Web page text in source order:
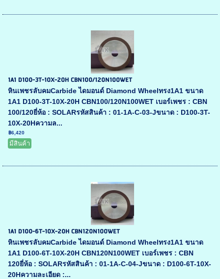
1A1 D100-3T-10X-20H CBN100/120N100WET
หินเพชรลับคมCarbide ไดมอนด์ Diamond Wheelทรง1A1 ขนาด
1A1 D100-3T-10X-20H CBN100/120N100WET เบอร์เพชร : CBN
100/120ยี่ห้อ : SOLARรหัสสินค้า : 01-1A-C-03-Jขนาด : D100-3T-
10X-20Hความล...
฿6,420
มีสินค้า
1A1 D100-6T-10X-20H CBN120N100WET
หินเพชรลับคมCarbide ไดมอนด์ Diamond Wheelทรง1A1 ขนาด
1A1 D100-6T-10X-20H CBN120N100WET เบอร์เพชร : CBN
120ยี่ห้อ : SOLARรหัสสินค้า : 01-1A-C-04-Jขนาด : D100-6T-10X-
20Hความละเอียด :...